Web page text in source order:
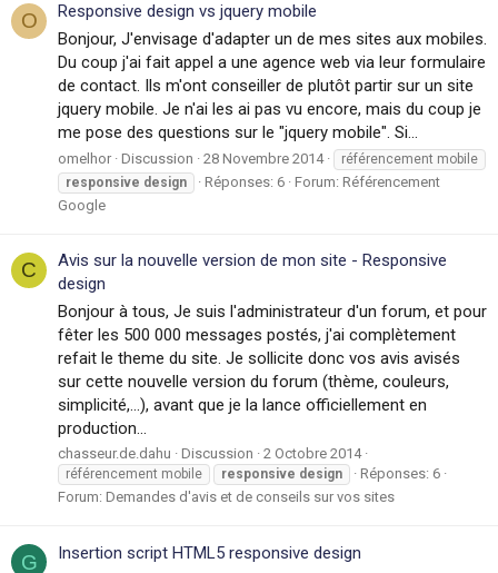
O
Responsive design vs jquery mobile
Bonjour, J'envisage d'adapter un de mes sites aux mobiles.
Du coup j'ai fait appel a une agence web via leur formulaire
de contact. Ils m'ont conseiller de plutôt partir sur un site
jquery mobile. Je n'ai les ai pas vu encore, mais du coup je
me pose des questions sur le "jquery mobile". Si...
omelhor Discussion 28 Novembre 2014
référencement mobile
responsive design Réponses: 6 Forum: Référencement
Google
C
Avis sur la nouvelle version de mon site - Responsive
design
Bonjour à tous, Je suis l'administrateur d'un forum, et pour
fêter les 500 000 messages postés, j'ai complètement
refait le theme du site. Je sollicite donc vos avis avisés
sur cette nouvelle version du forum (thème, couleurs,
simplicité,...), avant que je la lance officiellement en
production...
chasseur.de.dahu Discussion 2 Octobre 2014
référencement mobile responsive design
Réponses: 6
Forum: Demandes d'avis et de conseils sur vos sites
G
Insertion script HTML5 responsive design